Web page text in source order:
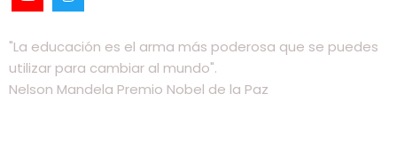
"La educación es el arma más poderosa que se puedes
utilizar para cambiar al mundo".
Nelson Mandela Premio Nobel de la Paz